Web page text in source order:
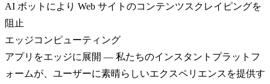
AI ボットにより Web サイトのコンテンツスクレイピングを
阻止
エッジコンピューティング
アプリをエッジに展開 — 私たちのインスタントプラットフ
ォームが、ユーザーに素晴らしいエクスペリエンスを提供す